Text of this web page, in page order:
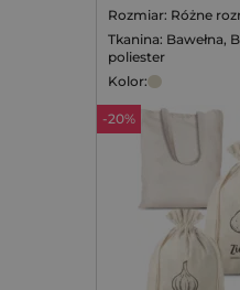
Rozmiar: Różne
Tkanina: Bawełna,
poliester
Kolor:
-20%